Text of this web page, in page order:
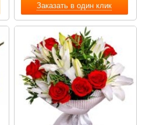
Заказать в один клик